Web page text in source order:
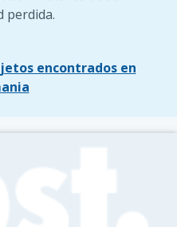
perdida.
encontrados en